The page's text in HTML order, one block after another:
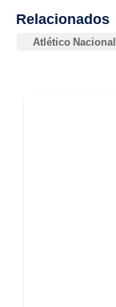
Relacionados
Atlético Nacional